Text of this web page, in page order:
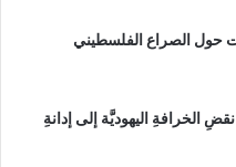
حول الصراع الفلسطيني
الخرافةِ اليهوديَّة إلى إدانةِ